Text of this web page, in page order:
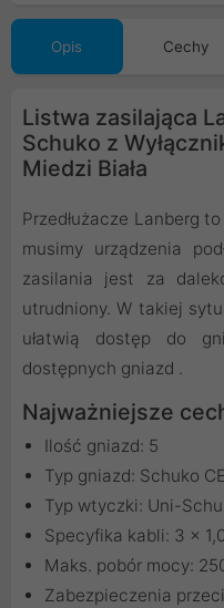
Opis Cechy
Listwa zasilająca
Schuko z
Miedzi Biała
Przedłużacze Lanberg
musimy urządzenia
zasilania jest za
utrudniony. W takiej
ułatwią dostęp do
dostępnych gniazd .
Najważniejsze
Ilość gniazd: 5
Typ gniazd: Schuko
Typ wtyczki: Uni-
Specyfika kabli: 3 x
Maks. pobór mocy:
Zabezpieczenia